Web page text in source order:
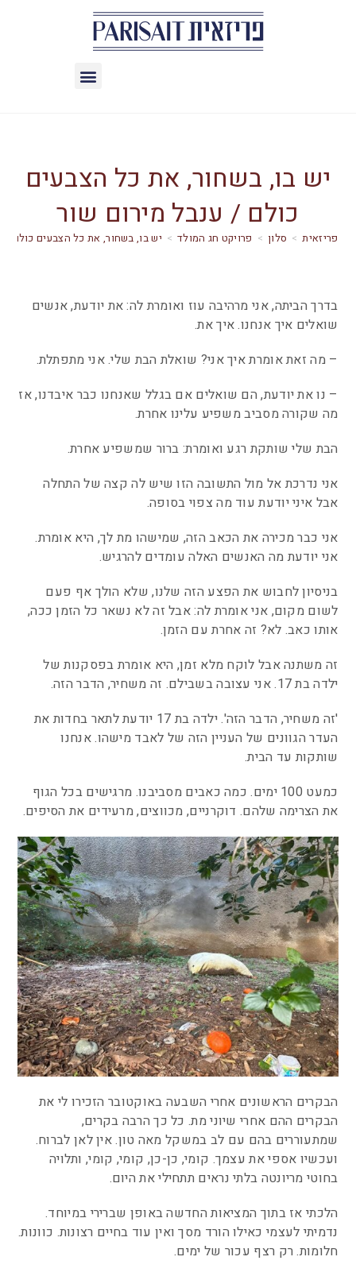
יש בו, בשחור, את כל הצבעים
כולם / ענבל מירום שור
> סלון > פרויקט חג המולד > יש בו, בשחור, את כל הצבעים כולם /
בדרך הביתה, אני מרהיבה עוז ואומרת לה: את יודעת, אנשים
שואלים איך אנחנו. איך את.
– מה זאת אומרת איך אני? שואלת הבת שלי.אני מתפתלת.
– נו את יודעת, הם שואלים אם בגלל שאנחנו כבר איבדנו, אז
מה שקורה מסביב משפיע עלינו אחרת.
הבת שלי שותקת רגע ואומרת: ברור שמשפיע אחרת.
אני נדרכת אל מול התשובה הזו שיש לה קצה של התחלה
אבל איני יודעת עוד מה צפוי בסופה.
אני כבר מכירה את הכאב הזה, שמישהו מת לך, היא אומרת.
אני יודעת מה האנשים האלה עומדים להרגיש.
בניסיון לחבוש את הפצע הזה שלנו, שלא הולך אף פעם
לשום מקום, אני אומרת לה: אבל זה לא נשאר כל הזמן ככה,
אותו כאב. לא? זה אחרת עם הזמן.
זה משתנה אבל לוקח מלא זמן, היא אומרת בפסקנות של
ילדה בת 17. אני עצובה בשבילם. זה משחיר, הדבר הזה.
'זה משחיר, הדבר הזה'. ילדה בת 17 יודעת לתאר בחדות את
העדר הגוונים של העניין הזה של לאבד מישהו. אנחנו
שותקות עד הבית.
כמעט 100 ימים.
כמה כאבים מסביבנו. מרגישים בכל הגוף
את הצרימה שלהם. דוקרניים, מכווצים, מרעידים את הסיפים.
הבקרים הראשונים אחרי השבעה באוקטובר הזכירו לי את
הבקרים ההם אחרי שיוני מת. כל כך הרבה בקרים,
שמתעוררים בהם עם לב במשקל מאה טון. אין לאן לברוח.
ועכשיו אספי את עצמך. קומי, כן-כן, קומי, קומי, ותלויה
בחוטי מריונטה בלתי נראים תתחילי את היום.
הלכתי אז בתוך המציאות החדשה באופן שברירי במיוחד.
נדמיתי לעצמי כאילו הורד מסך ואין עוד בחיים רצונות. כוונות.
חלומות. רק רצף עכור של ימים.